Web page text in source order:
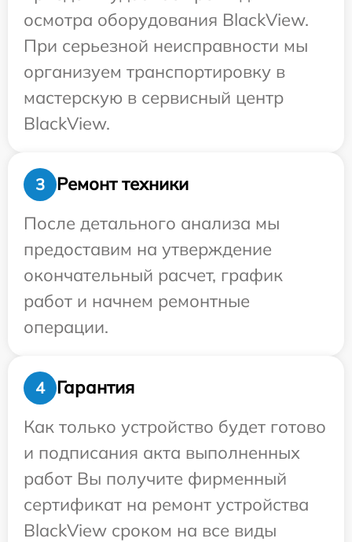
осмотра оборудования BlackView.
При серьезной неисправности мы
организуем транспортировку в
мастерскую в сервисный центр
BlackView.
3
Ремонт техники
После детального анализа мы
предоставим на утверждение
окончательный расчет, график
работ и начнем ремонтные
операции.
4
Гарантия
Как только устройство будет готово
и подписания акта выполненных
работ Вы получите фирменный
сертификат на ремонт устройства
BlackView сроком на все виды